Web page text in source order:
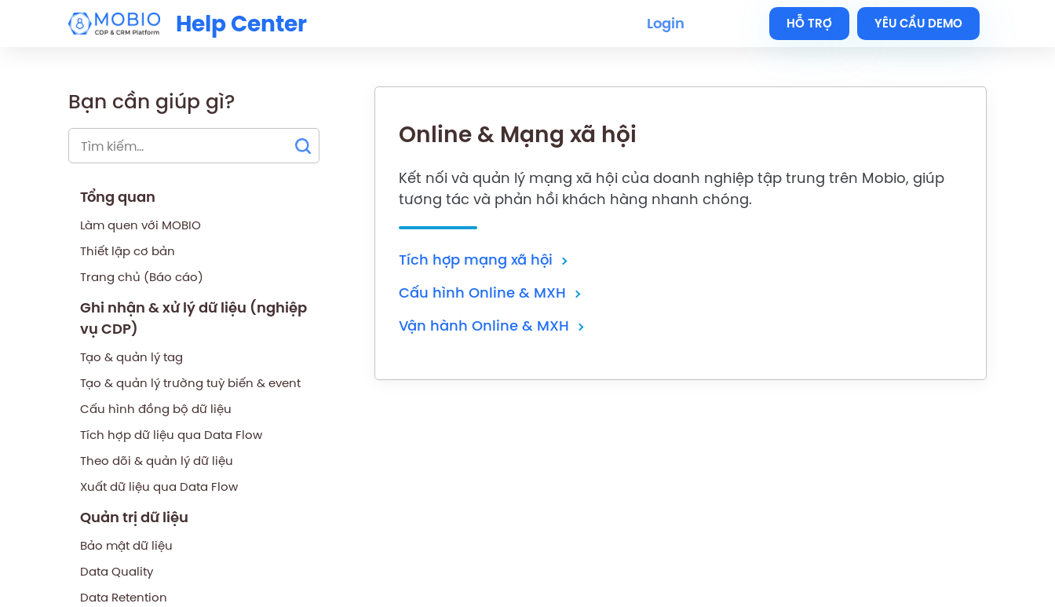
Help Center Login HỖ TRỢ YÊU CẦU DEMO
Bạn cần giúp gì?
Tổng quan
Làm quen với MOBIO
Thiết lập cơ bản
Trang chủ (Báo cáo)
Ghi nhận & xử lý dữ liệu (nghiệp
vụ CDP)
Tạo & quản lý tag
Tạo & quản lý trường tuỳ biến & event
Cấu hình đồng bộ dữ liệu
Tích hợp dữ liệu qua Data Flow
Theo dõi & quản lý dữ liệu
Xuất dữ liệu qua Data Flow
Quản trị dữ liệu
Bảo mật dữ liệu
Data Quality
Data Retention
Online & Mạng xã hội
Kết nối và quản lý mạng xã hội của doanh nghiệp tập trung trên Mobio, giúp
tương tác và phản hồi khách hàng nhanh chóng.
Tích hợp mạng xã hội
Cấu hình Online & MXH
Vận hành Online & MXH